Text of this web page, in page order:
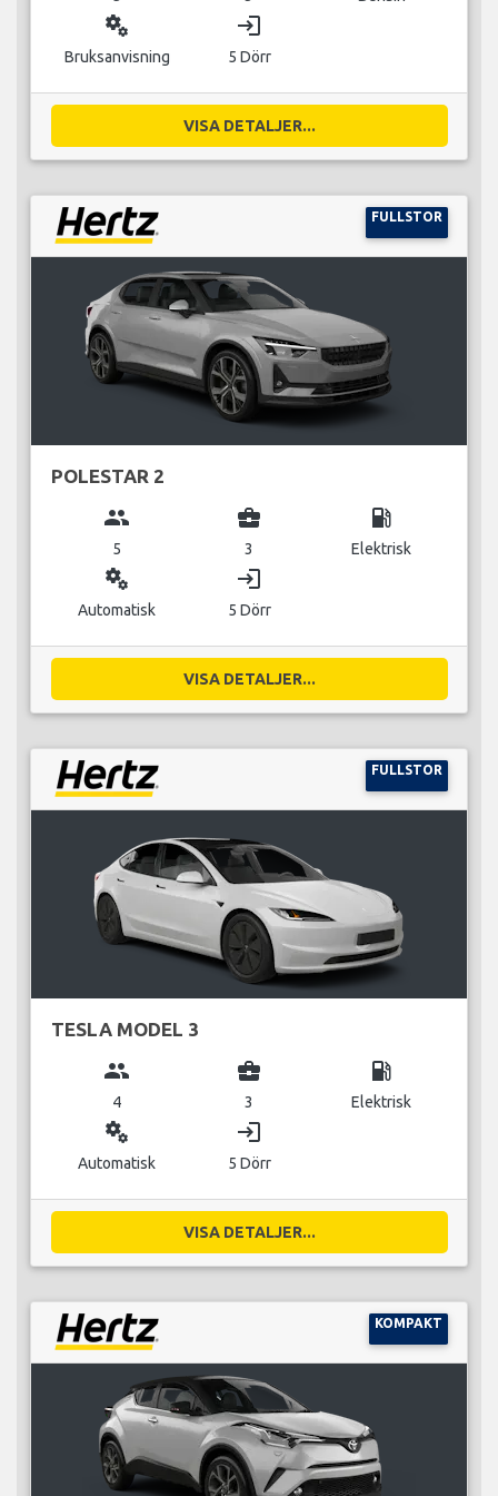
miscellaneous_services
Bruksanvisning
login
5 Dörr
VISA DETALJER...
FULLSTOR
POLESTAR 2
group
5
business_center
3
local_gas_station
Elektrisk
miscellaneous_services
Automatisk
login
5 Dörr
VISA DETALJER...
FULLSTOR
TESLA MODEL 3
group
4
business_center
3
local_gas_station
Elektrisk
miscellaneous_services
Automatisk
login
5 Dörr
VISA DETALJER...
KOMPAKT